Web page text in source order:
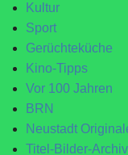
Kultur
Sport
Gerüchteküche
Kino-Tipps
Vor 100 Jahren
BRN
Neustadt
Titel-Bilder-Archiv